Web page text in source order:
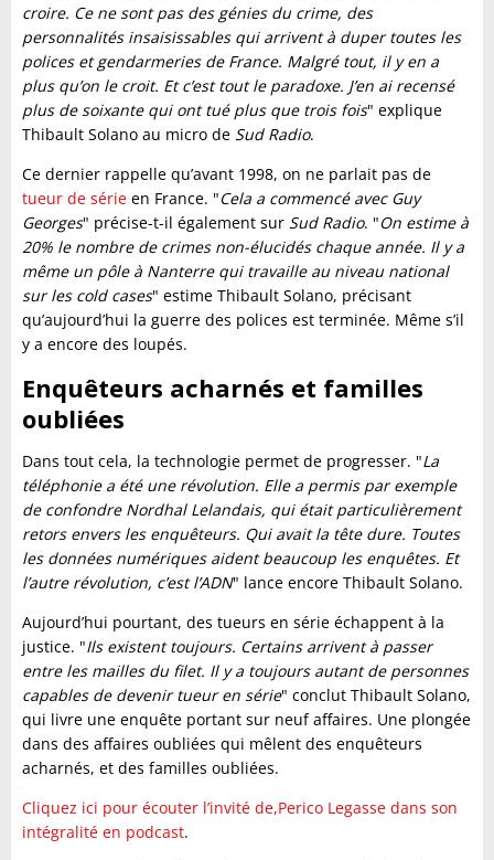
croire. Ce ne sont pas des génies du crime, des
personnalités insaisissables qui arrivent à duper toutes les
polices et gendarmeries de France. Malgré tout, il y en a
plus qu’on le croit. Et c’est tout le paradoxe. J’en ai recensé
plus de soixante qui ont tué plus que trois fois" explique
Thibault Solano au micro de Sud Radio.
Ce dernier rappelle qu’avant 1998, on ne parlait pas de
tueur de série en France. "Cela a commencé avec Guy
Georges" précise-t-il également sur Sud Radio. "On estime à
20% le nombre de crimes non-élucidés chaque année. Il y a
même un pôle à Nanterre qui travaille au niveau national
sur les cold cases" estime Thibault Solano, précisant
qu’aujourd’hui la guerre des polices est terminée. Même s’il
y a encore des loupés.
Enquêteurs acharnés et familles
oubliées
Dans tout cela, la technologie permet de progresser. "La
téléphonie a été une révolution. Elle a permis par exemple
de confondre Nordhal Lelandais, qui était particulièrement
retors envers les enquêteurs. Qui avait la tête dure. Toutes
les données numériques aident beaucoup les enquêtes. Et
l’autre révolution, c’est l’ADN" lance encore Thibault Solano.
Aujourd’hui pourtant, des tueurs en série échappent à la
justice. "Ils existent toujours. Certains arrivent à passer
entre les mailles du filet. Il y a toujours autant de personnes
capables de devenir tueur en série" conclut Thibault Solano,
qui livre une enquête portant sur neuf affaires. Une plongée
dans des affaires oubliées qui mêlent des enquêteurs
acharnés, et des familles oubliées.
Cliquez ici pour écouter l’invité de,Perico Legasse dans son
intégralité en podcast.